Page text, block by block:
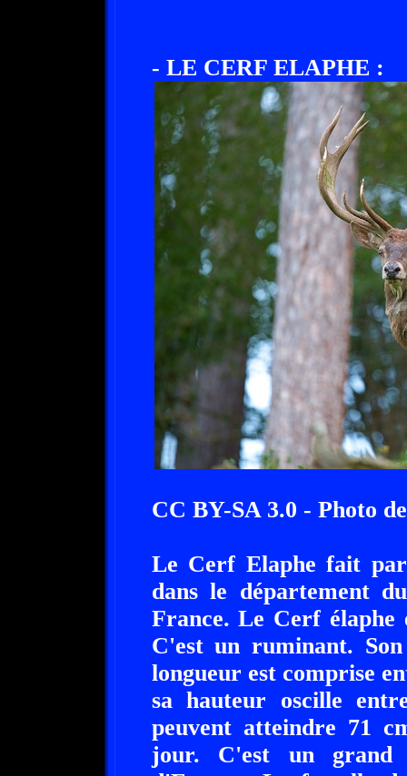
- LE CERF ELAPHE :
CC BY-SA 3.0 - Photo
Le Cerf Elaphe fait
dans le département
France. Le Cerf élaphe
C'est un ruminant.
longueur est comprise
sa hauteur oscille
peuvent atteindre 71
jour. C'est un grand